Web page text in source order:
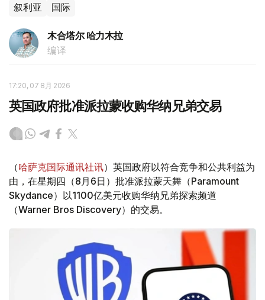
叙利亚 国际
木合塔尔 哈力木拉
编译
17:20, 07 8月 2026
英国政府批准派拉蒙收购华纳兄弟交易
（哈萨克国际通讯社讯）英国政府以符合竞争和公共利益为
由，在星期四（8月6日）批准派拉蒙天舞（Paramount
Skydance）以1100亿美元收购华纳兄弟探索频道
（Warner Bros Discovery）的交易。